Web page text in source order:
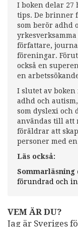
I boken delar 27
tips. De brinner
som berör adhd
författare,
föreningar.
också en
en
I slutet av
adhd och
som dyslexi och
användas till att
föräldrar att
personer med
Läs också:
Sommarläsning
förundrad och
VEM ÄR DU?
Jag är Sveriges